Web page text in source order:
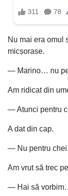
Nu mai era omul
micșorase.
— Marino… nu
Am ridicat din
— Atunci pentru
A dat din cap.
— Nu pentru chei.
Am vrut să trec
— Hai să